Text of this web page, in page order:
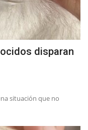
disparan
situación que no